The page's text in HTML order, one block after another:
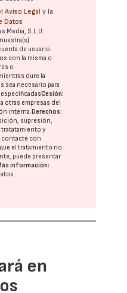
Aviso Legal y la
Datos
Media, S.L.U.
de usuario.
con la misma o
o
dure la
sea necesario para
especificadasCesión:
otras empresas del
interna. Derechos:
supresión,
y
contacte con
el tratamiento no
puede presentar
información:
en